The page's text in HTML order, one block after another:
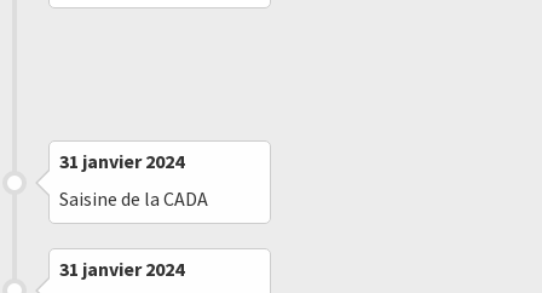
31 janvier 2024
Saisine de la CADA
31 janvier 2024